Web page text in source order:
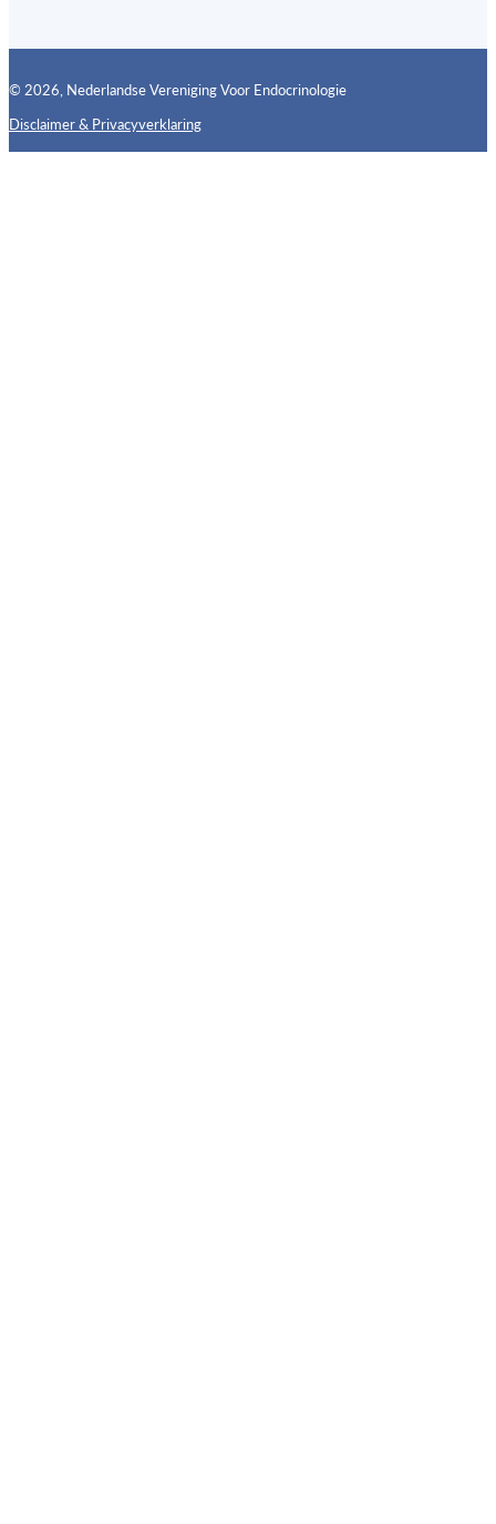
© 2026, Nederlandse Vereniging Voor Endocrinologie
Disclaimer & PrivacyverklaringFollow us on X